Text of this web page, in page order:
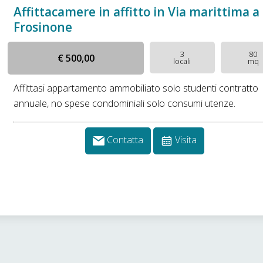
Affittacamere in affitto in Via marittima a
Frosinone
€ 500,00 3
locali
80
mq
Affittasi appartamento ammobiliato solo studenti contratto
annuale, no spese condominiali solo consumi utenze.
Contatta Visita